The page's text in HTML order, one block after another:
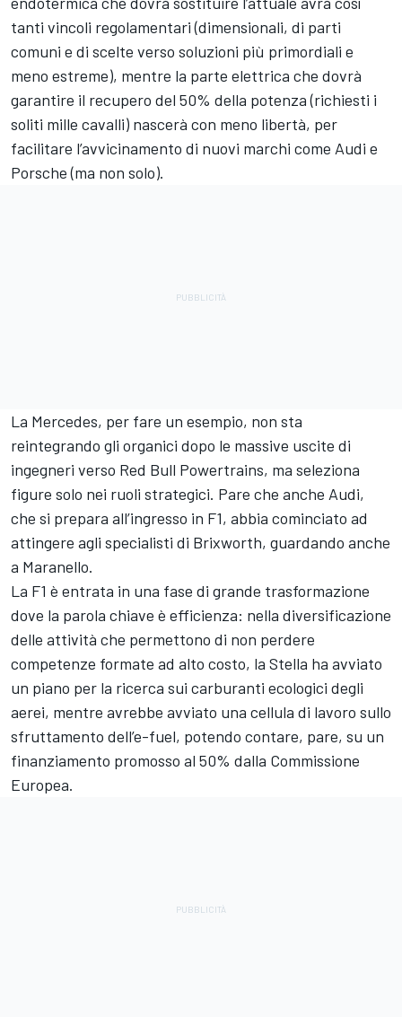
tanti vincoli regolamentari (dimensionali, di parti
comuni e di scelte verso soluzioni più primordiali e
meno estreme), mentre la parte elettrica che dovrà
garantire il recupero del 50% della potenza (richiesti i
soliti mille cavalli) nascerà con meno libertà, per
facilitare l’avvicinamento di nuovi marchi come Audi e
Porsche (ma non solo).
La Mercedes, per fare un esempio, non sta
reintegrando gli organici dopo le massive uscite di
ingegneri verso Red Bull Powertrains, ma seleziona
figure solo nei ruoli strategici. Pare che anche Audi,
che si prepara all’ingresso in F1, abbia cominciato ad
attingere agli specialisti di Brixworth, guardando anche
a Maranello.
La F1 è entrata in una fase di grande trasformazione
dove la parola chiave è efficienza: nella diversificazione
delle attività che permettono di non perdere
competenze formate ad alto costo, la Stella ha avviato
un piano per la ricerca sui carburanti ecologici degli
aerei, mentre avrebbe avviato una cellula di lavoro sullo
sfruttamento dell’e-fuel, potendo contare, pare, su un
finanziamento promosso al 50% dalla Commissione
Europea.